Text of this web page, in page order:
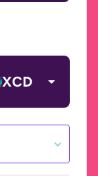
XCD